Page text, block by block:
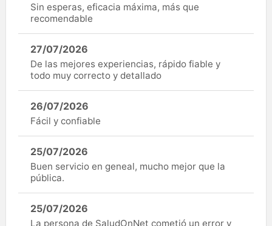
Sin esperas, eficacia máxima, más que
recomendable
27/07/2026
De las mejores experiencias, rápido fiable y
todo muy correcto y detallado
26/07/2026
Fácil y confiable
25/07/2026
Buen servicio en geneal, mucho mejor que la
pública.
25/07/2026
La persona de SaludOnNet cometió un error y